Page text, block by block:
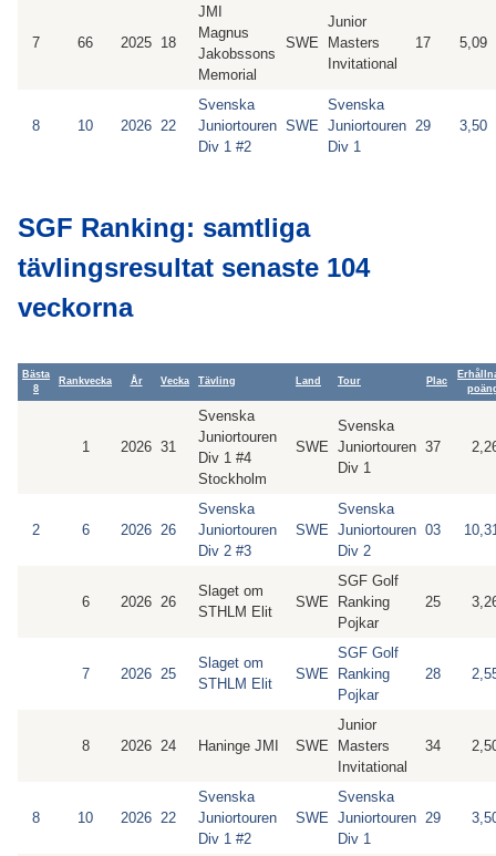
7 66 2025 18
JMI
Magnus
Jakobssons
Memorial
SWE
Junior
Masters
Invitational
17 5,09
8 10 2026 22
Svenska
Juniortouren
Div 1 #2
SWE
Svenska
Juniortouren
Div 1
29 3,50
SGF Ranking: samtliga
tävlingsresultat senaste 104
veckorna
Bästa
8
Rankvecka År Vecka Tävling Land Tour Plac
1 2026 31
Svenska
Juniortouren
Div 1 #4
Stockholm
SWE
Svenska
Juniortouren
Div 1
37
2 6 2026 26
Svenska
Juniortouren
Div 2 #3
SWE
Svenska
Juniortouren
Div 2
03
6 2026 26
Slaget om
STHLM Elit
SWE
SGF Golf
Ranking
Pojkar
25
7 2026 25
Slaget om
STHLM Elit
SWE
SGF Golf
Ranking
Pojkar
28
8 2026 24 Haninge JMI SWE
Junior
Masters
Invitational
34
8 10 2026 22
Svenska
Juniortouren
Div 1 #2
SWE
Svenska
Juniortouren
Div 1
29